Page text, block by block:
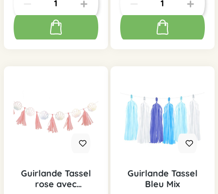
Guirlande Tassel
rose avec
Guirlande Tassel
Bleu Mix